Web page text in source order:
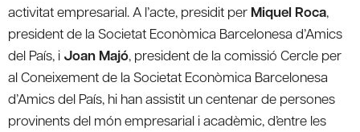
activitat empresarial. A l’acte, presidit per Miquel Roca,
president de la Societat Econòmica Barcelonesa d’Amics
del País, i Joan Majó, president de la comissió Cercle per
al Coneixement de la Societat Econòmica Barcelonesa
d’Amics del País, hi han assistit un centenar de persones
provinents del món empresarial i acadèmic, d’entre les